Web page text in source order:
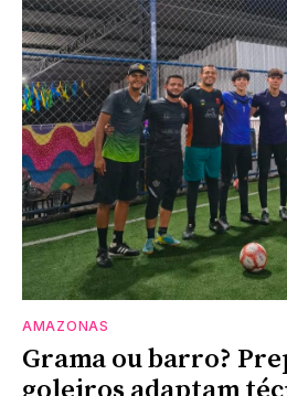
AMAZONAS
Grama ou barro?